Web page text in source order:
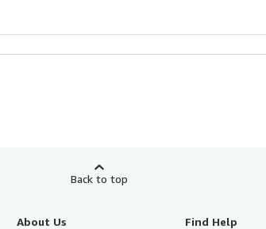
Back to top
About Us Find Help